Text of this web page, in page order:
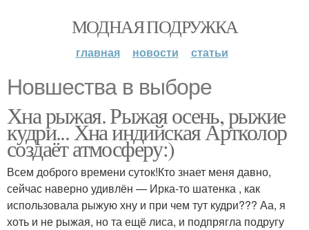
МОДНАЯ ПОДРУЖКА
главная новости статьи
Новшества в выборе
Хна рыжая. Рыжая осень, рыжие
кудри... Хна индийская Артколор
создаёт атмосферу:)
Всем доброго времени суток!Кто знает меня давно,
сейчас наверно удивлён — Ирка-то шатенка , как
использовала рыжую хну и при чем тут кудри??? Аа, я
хоть и не рыжая, но та ещё лиса, и подпрягла подругу